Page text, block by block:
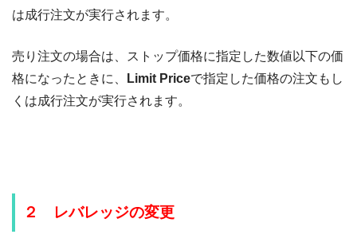
は成行注文が実行されます。
売り注文の場合は、ストップ価格に指定した数値以下の価
格になったときに、
Limit Priceで指定した価格の注文もし
くは成行注文が実行されます。
２ レバレッジの変更